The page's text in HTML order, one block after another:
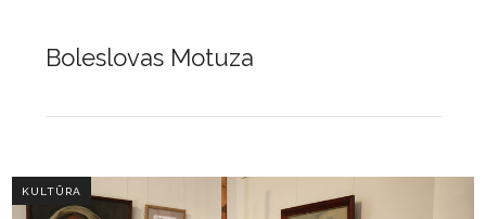
Boleslovas Motuza
KULTŪRA